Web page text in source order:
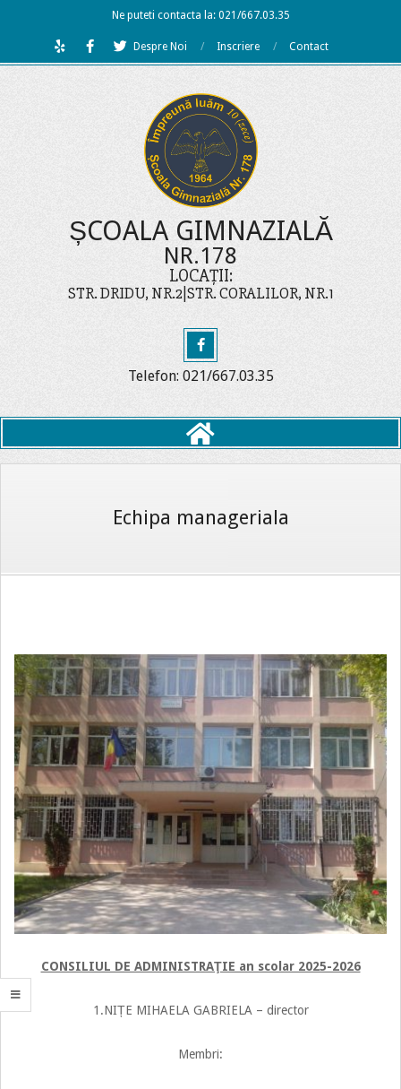
Ne puteti contacta la: 021/667.03.35
Despre Noi Inscriere Contact
ȘCOALA GIMNAZIALĂ
NR.178
LOCAȚII:
STR. DRIDU, NR.2|STR. CORALILOR, NR.1
Telefon: 021/667.03.35
Primary
Echipa manageriala
CONSILIUL DE ADMINISTRAŢIE an scolar 2025-2026
1.NIȚE MIHAELA GABRIELA – director
Membri: